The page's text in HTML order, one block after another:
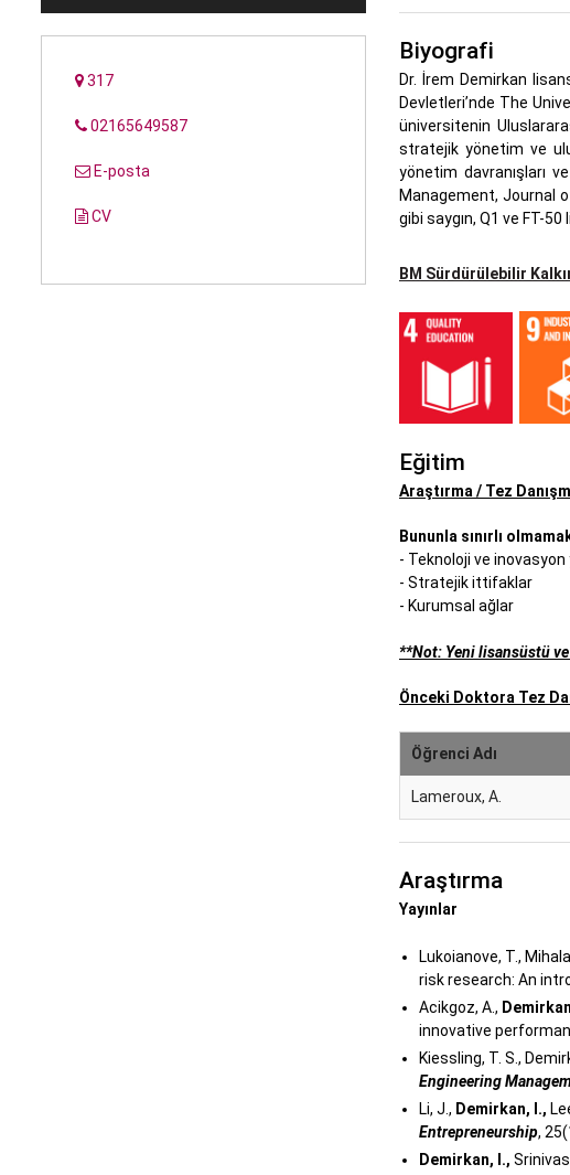
317
02165649587
E-posta
CV
Biyografi
Dr. İrem Demirkan
Devletleri’nde The
üniversitenin
stratejik yönetim ve
yönetim davranışları
Management, Journal
gibi saygın, Q1 ve FT-
BM Sürdürülebilir
Eğitim
Araştırma / Tez
Bununla sınırlı
- Teknoloji ve
- Stratejik ittifaklar
- Kurumsal ağlar
**Not: Yeni lisansüstü
Önceki Doktora Tez
Öğrenci Adı
Lameroux, A.
Araştırma
Yayınlar
Lukoianove, T.,
risk research: An
Acikgoz, A.,
innovative
Kiessling, T. S.,
Engineering
Li, J., Demirkan, I.,
Entrepreneurship,
Demirkan, I.,